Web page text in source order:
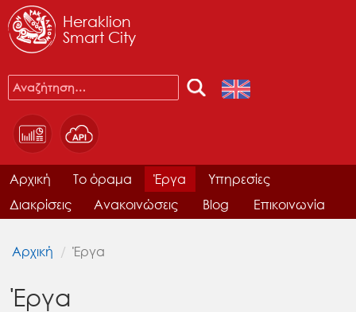
Heraklion
Smart City
Αρχική Το όραμα Έργα
Υπηρεσίες
Διακρίσεις
Ανακοινώσεις Blog Επικοινωνία
Αρχική Έργα
Έργα